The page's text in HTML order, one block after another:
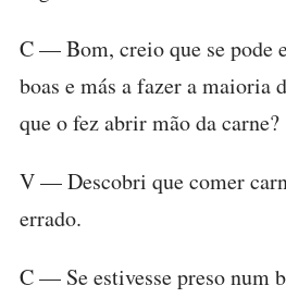
C — Bom, creio que se pode
boas e más a fazer a maioria
que o fez abrir mão da carne?
V — Descobri que comer
errado.
C — Se estivesse preso num